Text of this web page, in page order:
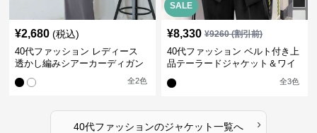
¥2,680 (税込)
40代ファッション レディース
透かし編みシアーカーディガン
全2色
SALE
¥8,330 ¥9260(割引前)
40代ファッション ベルト付き上
品テーラードジャケット＆ワイ
全3色
40代ファッションのジャケット一覧へ ›